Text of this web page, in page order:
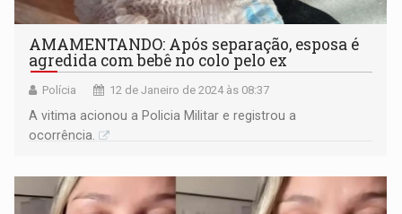
AMAMENTANDO: Após separação, esposa é
agredida com bebê no colo pelo ex
Polícia 12 de Janeiro de 2024 às 08:37
A vitima acionou a Policia Militar e registrou a
ocorrência.